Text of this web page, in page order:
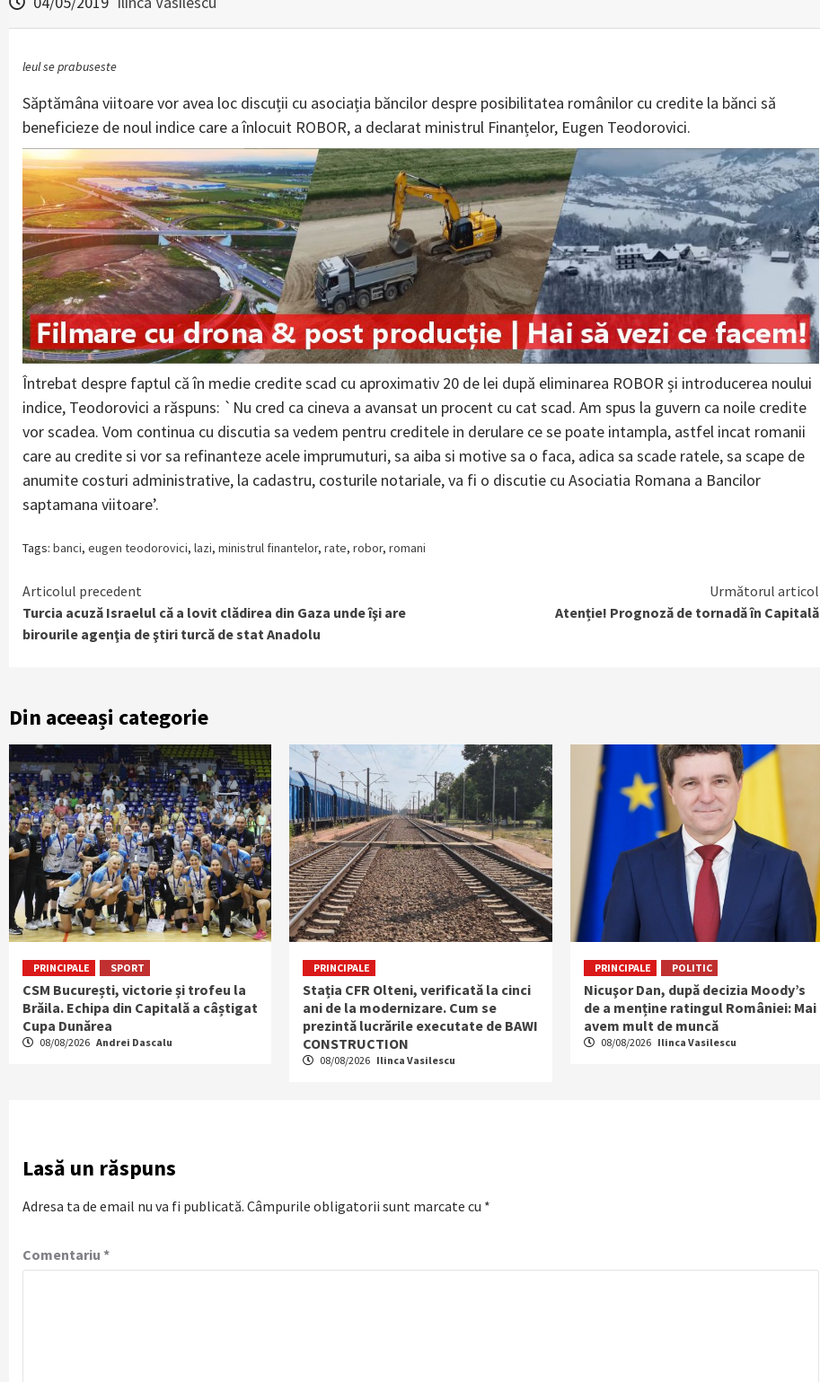
leul se prabuseste
Săptămâna viitoare vor avea loc discuții cu asociația băncilor despre posibilitatea românilor cu credite la bănci să
beneficieze de noul indice care a înlocuit ROBOR, a declarat ministrul Finanțelor, Eugen Teodorovici.
Întrebat despre faptul că în medie credite scad cu aproximativ 20 de lei după eliminarea ROBOR și introducerea noului
indice, Teodorovici a răspuns: `Nu cred ca cineva a avansat un procent cu cat scad. Am spus la guvern ca noile credite
vor scadea. Vom continua cu discutia sa vedem pentru creditele in derulare ce se poate intampla, astfel incat romanii
care au credite si vor sa refinanteze acele imprumuturi, sa aiba si motive sa o faca, adica sa scade ratele, sa scape de
anumite costuri administrative, la cadastru, costurile notariale, va fi o discutie cu Asociatia Romana a Bancilor
saptamana viitoare’.
Tags: banci, eugen teodorovici, lazi, ministrul finantelor, rate, robor, romani
Continue
Reading
Articolul precedent
Turcia acuză Israelul că a lovit clădirea din Gaza unde îşi are
birourile agenţia de ştiri turcă de stat Anadolu
Următorul articol
Atenție! Prognoză de tornadă în Capitală
Din aceeași categorie
PRINCIPALE SPORT
CSM București, victorie și trofeu la
Brăila. Echipa din Capitală a câștigat
Cupa Dunărea
08/08/2026 Andrei Dascalu
PRINCIPALE
Stația CFR Olteni, verificată la cinci
ani de la modernizare. Cum se
prezintă lucrările executate de BAWI
CONSTRUCTION
08/08/2026 Ilinca Vasilescu
PRINCIPALE POLITIC
Nicuşor Dan, după decizia Moody’s
de a menține ratingul României: Mai
avem mult de muncă
08/08/2026 Ilinca Vasilescu
Lasă un răspuns
Adresa ta de email nu va fi publicată. Câmpurile obligatorii sunt marcate cu *
Comentariu *